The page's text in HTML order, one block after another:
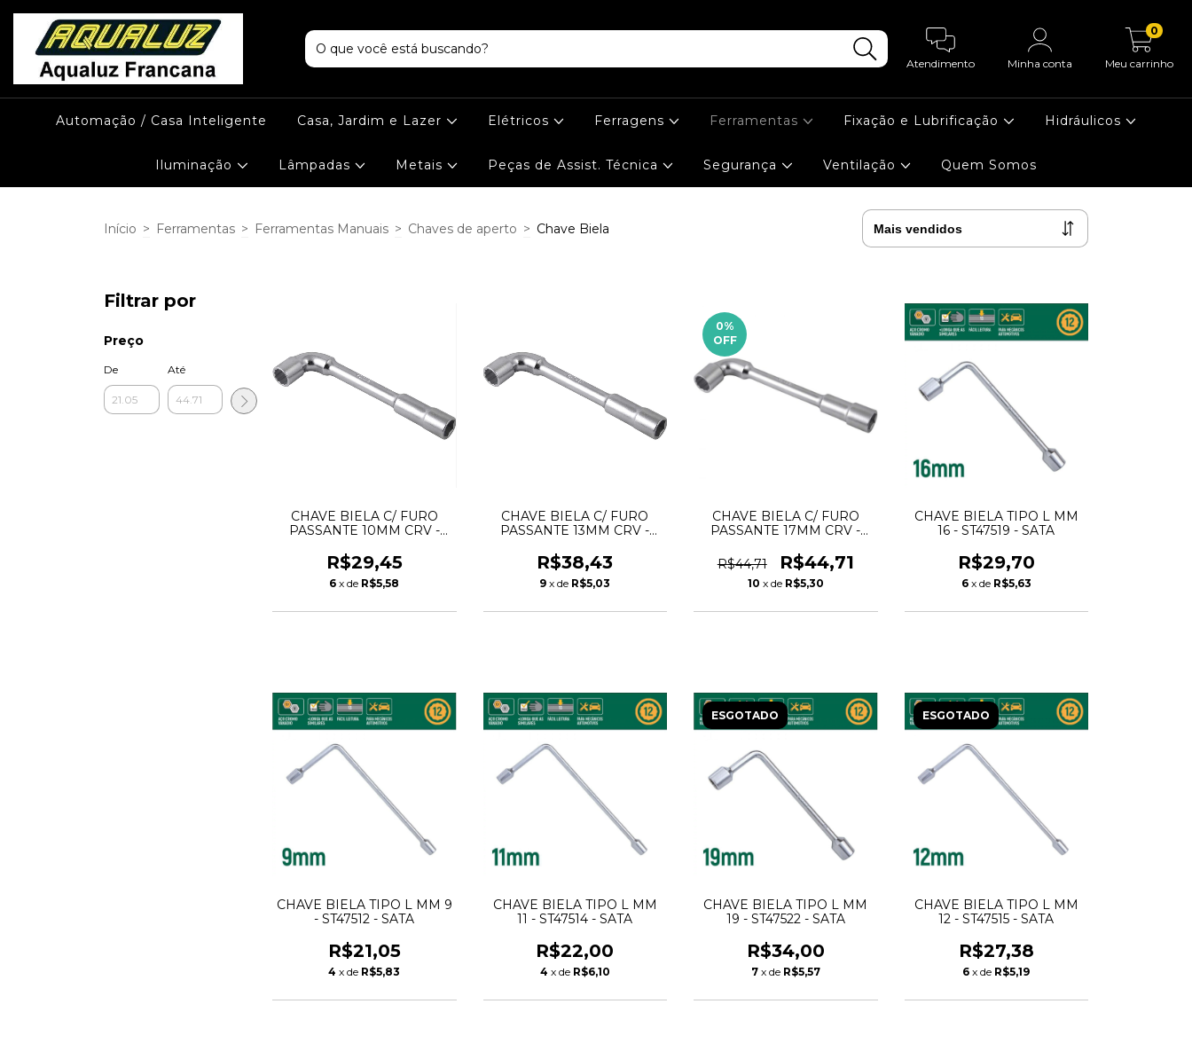
Atendimento Minha conta Meu carrinho
0
Automação / Casa Inteligente Casa, Jardim e Lazer Elétricos Ferragens Ferramentas Fixação e Lubrificação Hidráulicos
Iluminação Lâmpadas Metais Peças de Assist. Técnica Segurança Ventilação Quem Somos
Início > Ferramentas > Ferramentas Manuais > Chaves de aperto > Chave Biela
Filtrar por
Preço
De Até
CHAVE BIELA C/ FURO
PASSANTE 10MM CRV -
R$29,45
6 x de R$5,58
CHAVE BIELA C/ FURO
PASSANTE 13MM CRV -
R$38,43
9 x de R$5,03
0%
OFF
CHAVE BIELA C/ FURO
PASSANTE 17MM CRV -
R$44,71
R$44,71
10 x de R$5,30
CHAVE BIELA TIPO L MM
16 - ST47519 - SATA
R$29,70
6 x de R$5,63
CHAVE BIELA TIPO L MM 9
- ST47512 - SATA
R$21,05
4 x de R$5,83
CHAVE BIELA TIPO L MM
11 - ST47514 - SATA
R$22,00
4 x de R$6,10
ESGOTADO
CHAVE BIELA TIPO L MM
19 - ST47522 - SATA
R$34,00
7 x de R$5,57
ESGOTADO
CHAVE BIELA TIPO L MM
12 - ST47515 - SATA
R$27,38
6 x de R$5,19